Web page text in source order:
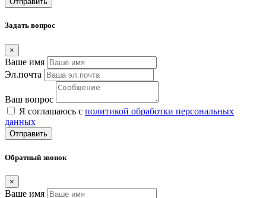
Задать вопрос
×
Ваше имя
Эл.почта
Ваш вопрос
Я соглашаюсь с политикой обработки персональных
данных
Отправить
Обратный звонок
×
Ваше имя